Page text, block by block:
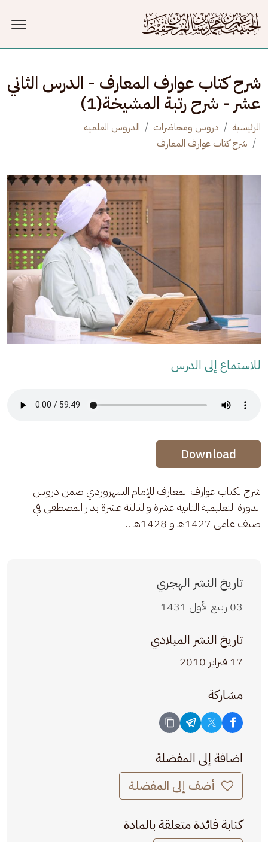
شرح كتاب عوارف المعارف - الدرس الثاني
عشر - شرح رتبة المشيخة(1)
الرئيسية دروس ومحاضرات
الدروس العلمية
شرح كتاب عوارف المعارف
للاستماع إلى الدرس
Audio Stream
Audio Stream
Download
شرح لكتاب عوارف المعارف للإمام السهروردي ضمن دروس
الدورة التعليمية الثانية عشرة والثالثة عشرة بدار المصطفى في
صيف عامي 1427هـ و 1428هـ ..
تاريخ النشر الهجري
03 ربيع الأول 1431
تاريخ النشر الميلادي
17 فبراير 2010
مشاركة
اضافة إلى المفضلة
أضف إلى المفضلة
كتابة فائدة متعلقة بالمادة